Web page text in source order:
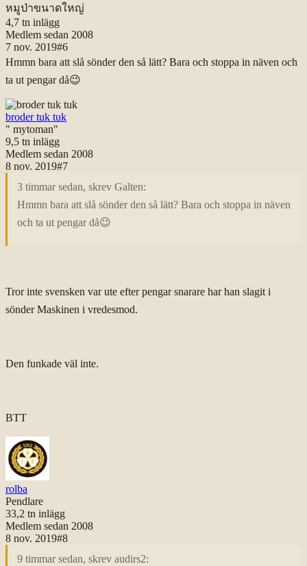
หมูป่าขนาดใหญ่
4,7 tn inlägg
Medlem sedan 2008
7 nov. 2019#6
Hmmn bara att slå sönder den så lätt? Bara och stoppa in näven och
ta ut pengar då😉
broder tuk tuk
" mytoman"
9,5 tn inlägg
Medlem sedan 2008
8 nov. 2019#7
3 timmar sedan, skrev Galten:
Hmmn bara att slå sönder den så lätt? Bara och stoppa in näven
och ta ut pengar då😉
Tror inte svensken var ute efter pengar snarare har han slagit i
sönder Maskinen i vredesmod.
Den funkade väl inte.
BTT
rolba
Pendlare
33,2 tn inlägg
Medlem sedan 2008
8 nov. 2019#8
9 timmar sedan, skrev audirs2: